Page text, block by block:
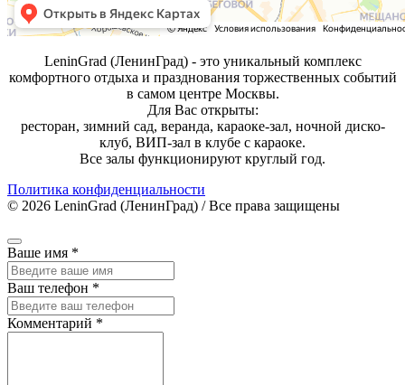
LeninGrad (ЛенинГрад) - это уникальный комплекс
комфортного отдыха и празднования торжественных событий
в самом центре Москвы.
Для Вас открыты:
ресторан, зимний сад, веранда, караоке-зал, ночной диско-
клуб, ВИП-зал в клубе с караоке.
Все залы функционируют круглый год.
Политика конфиденциальности
© 2026 LeninGrad (ЛенинГрад) / Все права защищены
Ваше имя *
Ваш телефон *
Комментарий *